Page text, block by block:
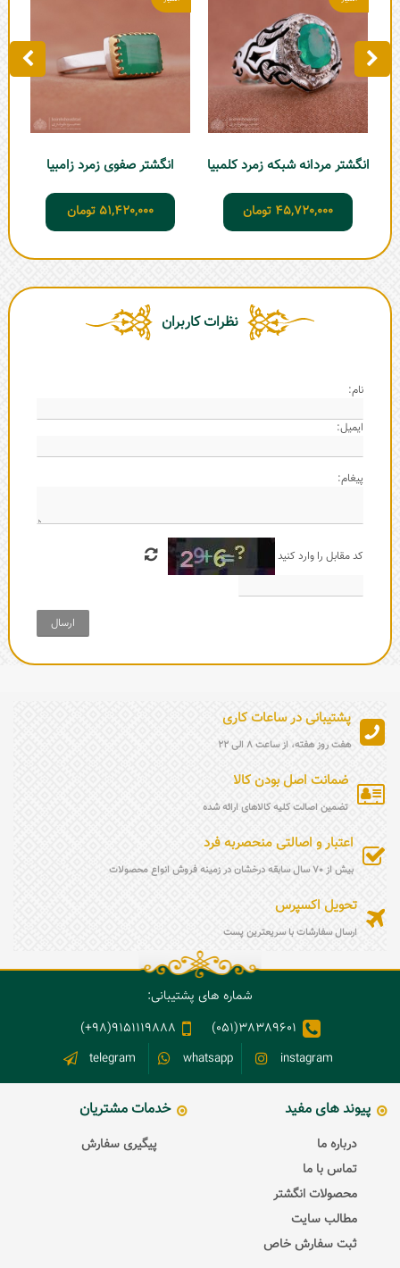
انگشتر مردانه شبکه زمرد کلمبیا
45,720,000 تومان
انگشتر صفوی زمرد زامبیا
51,420,000تومان
نظرات کاربران
نام:
ایمیل:
پیغام:
کد مقابل را وارد کنید
ارسال
پشتیبانی در ساعات کاری
هفت روز هفته، از ساعت 8 الی 22
ضمانت اصل بودن کالا
تضمین اصالت کلیه کالاهای ارائه شده
اعتبار و اصالتی منحصربه فرد
بیش از 70 سال سابقه درخشان در زمینه فروش انواع محصولات
تحویل اکسپرس
ارسال سفارشات با سریعترین پست
شماره های پشتیبانی:
38389601(051)
9151119888(98+)
instagram
whatsapp
telegram
پیوند های مفید
درباره ما
تماس با ما
محصولات انگشتر
مطالب سایت
ثبت سفارش خاص
خدمات مشتریان
پیگیری سفارش